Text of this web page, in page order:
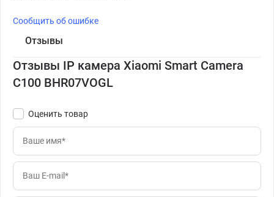
Сообщить об ошибке
Отзывы
Отзывы IP камера Xiaomi Smart Camera
C100 BHR07VOGL
Оценить товар